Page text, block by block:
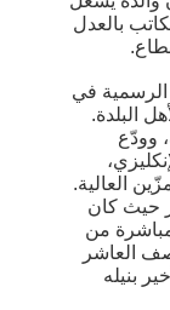
بالعدل
الرسمية في
البلدة.
وودّع
العالية.
حيث كان
من
العاشر
بنيله